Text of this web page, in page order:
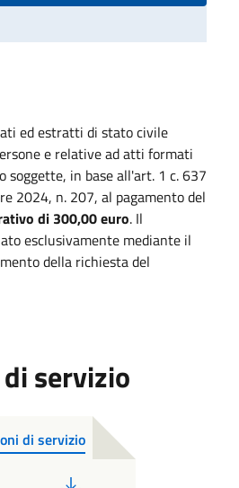
ed estratti di stato civile
e relative ad atti formati
soggette, in base all'art. 1 c. 637
2024, n. 207, al pagamento del
di 300,00 euro. Il
esclusivamente mediante il
della richiesta del
servizio
di servizio